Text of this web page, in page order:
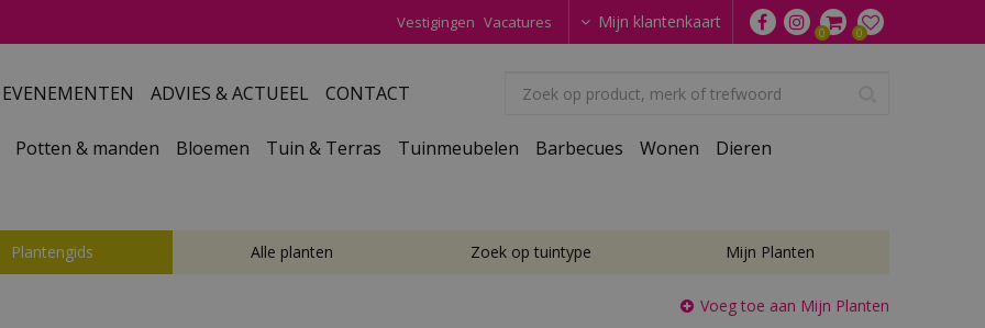
Vestigingen Vacatures Mijn klantenkaart
EVENEMENTEN ADVIES & ACTUEEL CONTACT
Potten & manden Bloemen Tuin & Terras Tuinmeubelen Barbecues Wonen Dieren
Plantengids Alle planten Zoek op tuintype Mijn Planten
Voeg toe aan Mijn Planten